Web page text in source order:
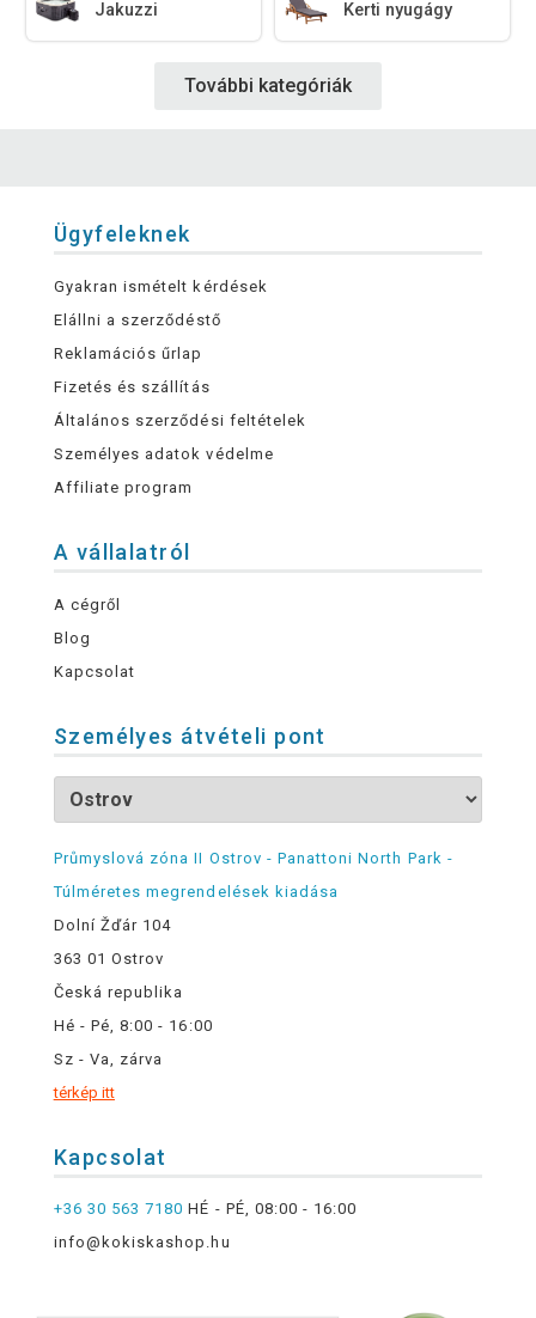
Jakuzzi Kerti nyugágy
További kategóriák
Ügyfeleknek
Gyakran ismételt kérdések
Elállni a szerződéstő
Reklamációs űrlap
Fizetés és szállítás
Általános szerződési feltételek
Személyes adatok védelme
Affiliate program
A vállalatról
A cégről
Blog
Kapcsolat
Személyes átvételi pont
Průmyslová zóna II Ostrov - Panattoni North Park -
Túlméretes megrendelések kiadása
Dolní Žďár 104
363 01 Ostrov
Česká republika
Hé - Pé, 8:00 - 16:00
Sz - Va, zárva
térkép itt
Kapcsolat
+36 30 563 7180 HÉ - PÉ, 08:00 - 16:00
info@kokiskashop.hu